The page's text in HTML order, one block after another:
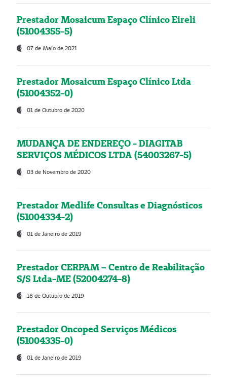
Prestador Mosaicum Espaço Clínico Eireli
(51004355-5)
07 de Maio de 2021
Prestador Mosaicum Espaço Clínico Ltda
(51004352-0)
01 de Outubro de 2020
MUDANÇA DE ENDEREÇO - DIAGITAB
SERVIÇOS MÉDICOS LTDA (54003267-5)
03 de Novembro de 2020
Prestador Medlife Consultas e Diagnósticos
(51004334-2)
01 de Janeiro de 2019
Prestador CERPAM – Centro de Reabilitação
S/S Ltda-ME (52004274-8)
18 de Outubro de 2019
Prestador Oncoped Serviços Médicos
(51004335-0)
01 de Janeiro de 2019